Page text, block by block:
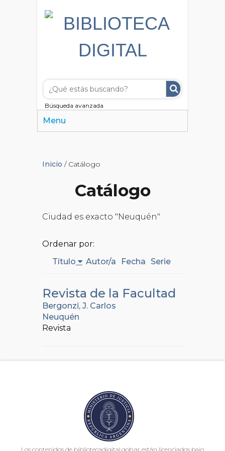
Búsqueda avanzada
Menu
Inicio / Catálogo
Catálogo
Ciudad es exacto "Neuquén"
Ordenar por:
Título
Autor/a Fecha Serie
Revista de la Facultad
Bergonzi, J. Carlos
Neuquén
Revista
Los contenidos de bibliotecadigital.gob.ar están licenciados bajo